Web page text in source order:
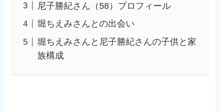
尼子勝紀さん（58）プロフィール
堀ちえみさんとの出会い
堀ちえみさんと尼子勝紀さんの子供と家
族構成